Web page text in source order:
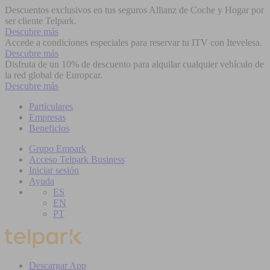
Descuentos exclusivos en tus seguros Allianz de Coche y Hogar por
ser cliente Telpark.
Descubre más
Accede a condiciones especiales para reservar tu ITV con Itevelesa.
Descubre más
Disfruta de un 10% de descuento para alquilar cualquier vehículo de
la red global de Europcar.
Descubre más
Particulares
Empresas
Beneficios
Grupo Empark
Acceso Telpark Business
Iniciar sesión
Ayuda
ES
EN
PT
Descargar App